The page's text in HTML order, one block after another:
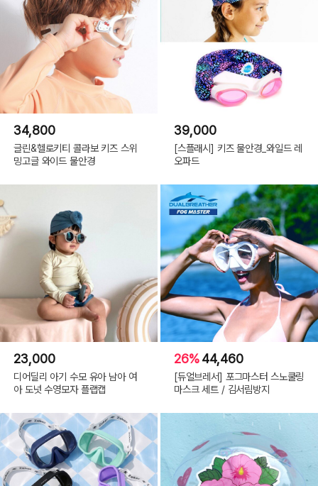
34,800
글린&헬로키티 콜라보 키즈 스위
밍고글 와이드 물안경
39,000
[스플래시] 키즈 물안경_와일드 레
오파드
23,000
디어딜리 아기 수모 유아 남아 여
아 도넛 수영모자 플랩캡
26%44,460
[듀얼브레서] 포그마스터 스노쿨링
마스크 세트 / 김서림방지